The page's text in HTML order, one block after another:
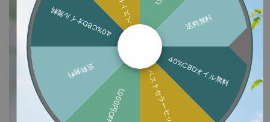
送料無料
40%CBDオイル無料
ベストセラーセット無料
1,000円OFF
送料無料
40%CBDオイル無料